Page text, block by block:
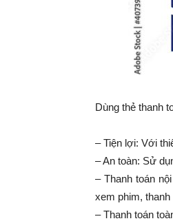
Dùng thẻ thanh
– Tiện lợi: Với
– An toàn: Sử
– Thanh toán
xem phim,
– Thanh toán